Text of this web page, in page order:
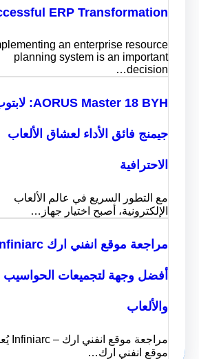
Successful ERP Transformation
Implementing an enterprise resource
planning system is an important
decision…
AORUS Master 18 BYH: لابتوب
جيمنج فائق الأداء لعشاق الألعاب
الاحترافية
مع التطور السريع في عالم الألعاب
الإلكترونية، أصبح اختيار جهاز…
مراجعة موقع انفني ارك Infiniarc –
أفضل وجهة لتجميعات الحواسيب
والألعاب
مراجعة موقع انفني ارك – Infiniarc يُعد
موقع انفني ارك…